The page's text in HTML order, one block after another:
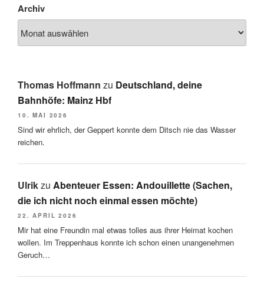
Archiv
Thomas Hoffmann zu Deutschland, deine
Bahnhöfe: Mainz Hbf
10. MAI 2026
Sind wir ehrlich, der Geppert konnte dem Ditsch nie das Wasser
reichen.
Ulrikzu Abenteuer Essen: Andouillette (Sachen,
die ich nicht noch einmal essen möchte)
22. APRIL 2026
Mir hat eine Freundin mal etwas tolles aus ihrer Heimat kochen
wollen. Im Treppenhaus konnte ich schon einen unangenehmen
Geruch…